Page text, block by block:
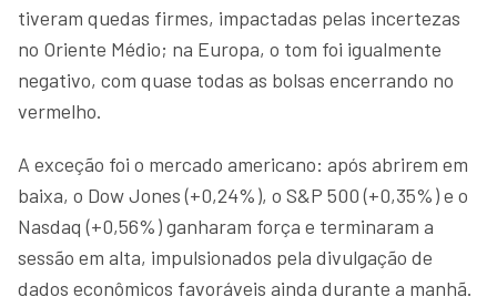
tiveram quedas firmes, impactadas pelas incertezas
no Oriente Médio; na Europa, o tom foi igualmente
negativo, com quase todas as bolsas encerrando no
vermelho.
A exceção foi o mercado americano: após abrirem em
baixa, o Dow Jones (+0,24%), o S&P 500 (+0,35%) e o
Nasdaq (+0,56%) ganharam força e terminaram a
sessão em alta, impulsionados pela divulgação de
dados econômicos favoráveis ainda durante a manhã.